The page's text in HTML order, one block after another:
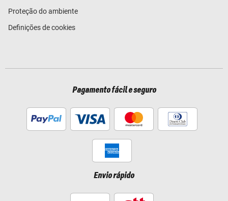
Proteção do ambiente
Definições de cookies
Pagamento fácil e seguro
Envio rápido